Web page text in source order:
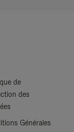
de
des
Générales